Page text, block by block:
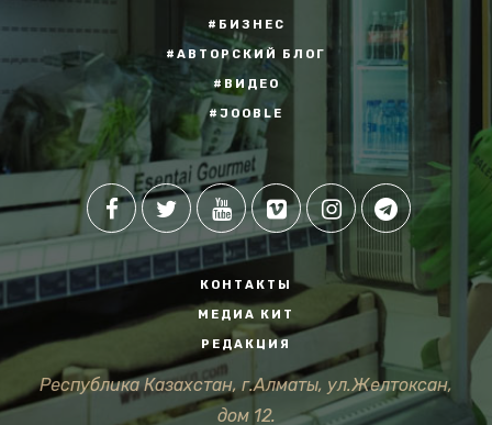
#БИЗНЕС
#АВТОРСКИЙ БЛОГ
#ВИДЕО
#JOOBLE
КОНТАКТЫ
МЕДИА КИТ
РЕДАКЦИЯ
Республика Казахстан, г.Алматы, ул.Желтоксан,
дом 12.